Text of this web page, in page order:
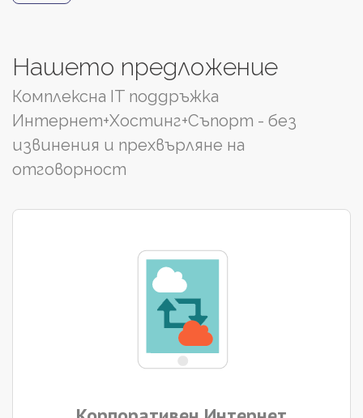
Нашето предложение
Комплексна IT поддръжка
Интернет+Хостинг+Съпорт - без
извинения и прехвърляне на
отговорност